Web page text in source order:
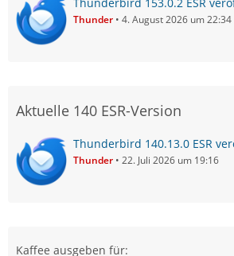
Thunder 4. August 2026 um 22:34
Aktuelle 140 ESR-Version
Thunderbird 140.13.0 ESR
Thunder 22. Juli 2026 um 19:16
Kaffee ausgeben für: